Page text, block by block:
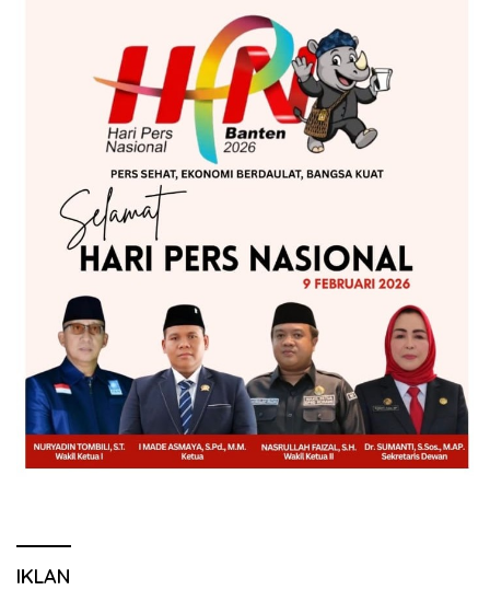
IKLAN